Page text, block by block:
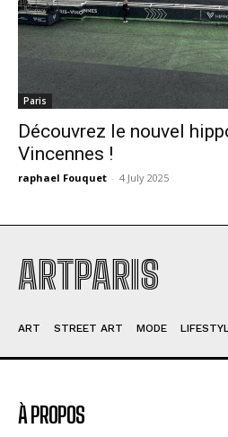
Paris
Découvrez le nouvel
Vincennes !
raphael Fouquet - 4 July 2025
ARTPARIS
ART STREET ART MODE
À PROPOS